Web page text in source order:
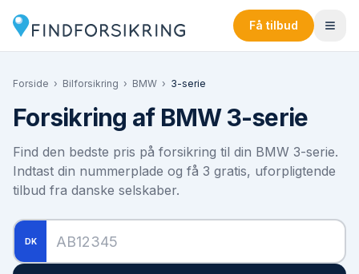
Få tilbud
Forside › Bilforsikring › BMW › 3-serie
Forsikring af BMW 3-serie
Find den bedste pris på forsikring til din BMW 3-serie.
Indtast din nummerplade og få 3 gratis, uforpligtende
tilbud fra danske selskaber.
DK